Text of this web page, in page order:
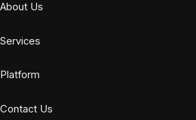
About Us
Services
Platform
Contact Us